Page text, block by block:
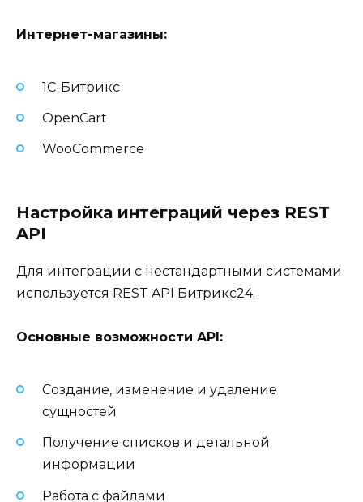
Интернет-магазины:
1C-Битрикс
OpenCart
WooCommerce
Настройка интеграций через REST
API
Для интеграции с нестандартными системами
используется REST API Битрикс24.
Основные возможности API:
Создание, изменение и удаление
сущностей
Получение списков и детальной
информации
Работа с файлами